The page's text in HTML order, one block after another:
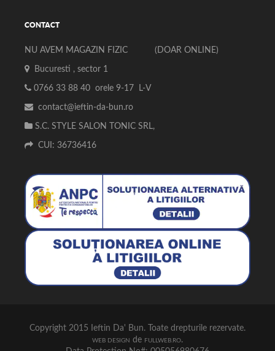
CONTACT
NU AVEM MAGAZIN FIZIC (DOAR ONLINE)
Bucuresti , sector 1
0766 33 88 40 orele 9-17 L-V
contact@ieftin-da-bun.ro
S.C. STYLE SALON TONIC SRL,
CUI: 36736416
Copyright 2015 Ieftin Da' Bun. Toate drepturile rezervate.
WEB DESIGN de FULLWEB.RO.